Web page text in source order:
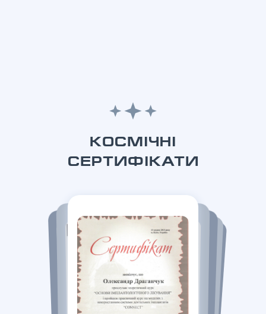
КОСМІЧНІ
СЕРТИФІКАТИ